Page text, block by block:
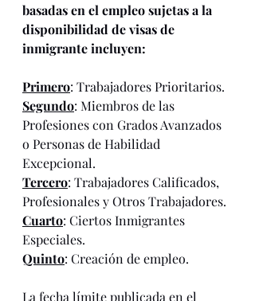
basadas en el empleo sujetas a la
disponibilidad de visas de
inmigrante incluyen:
Primero: Trabajadores Prioritarios.
Segundo: Miembros de las
Profesiones con Grados Avanzados
o Personas de Habilidad
Excepcional.
Tercero: Trabajadores Calificados,
Profesionales y Otros Trabajadores.
Cuarto: Ciertos Inmigrantes
Especiales.
Quinto: Creación de empleo.
La fecha límite publicada en el